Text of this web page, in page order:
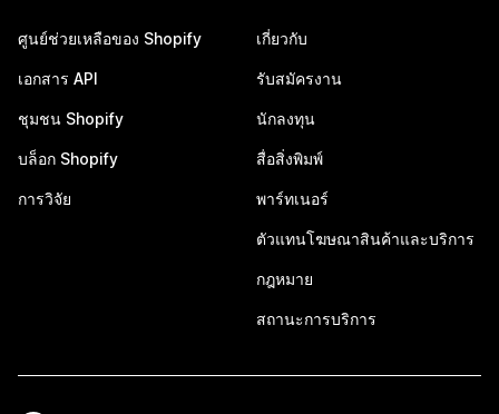
ศูนย์ช่วยเหลือของ Shopify
เอกสาร API
ชุมชน Shopify
บล็อก Shopify
การวิจัย
เกี่ยวกับ
รับสมัครงาน
นักลงทุน
สื่อสิ่งพิมพ์
พาร์ทเนอร์
ตัวแทนโฆษณาสินค้าและบริการ
กฎหมาย
สถานะการบริการ